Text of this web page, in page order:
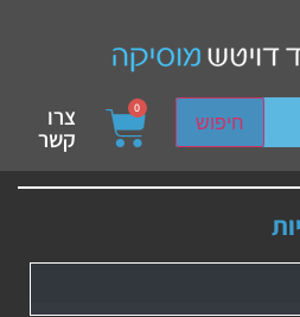
חיפוש
device users, explore by
0 צרו
קשר